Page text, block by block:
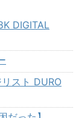
DIGITAL
スト DURO